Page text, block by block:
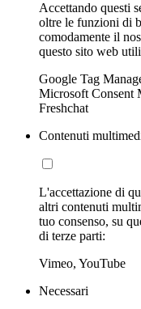
Accettando questi
oltre le funzioni di
comodamente il
questo sito web
Google Tag
Microsoft Consent
Freshchat
Contenuti
L'accettazione di
altri contenuti
tuo consenso, su
di terze parti:
Vimeo, YouTube
Necessari